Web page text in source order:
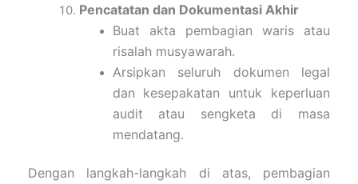
Pencatatan dan Dokumentasi Akhir
Buat akta pembagian waris atau
risalah musyawarah.
Arsipkan seluruh dokumen legal
dan kesepakatan untuk keperluan
audit atau sengketa di masa
mendatang.
Dengan langkah-langkah di atas, pembagian